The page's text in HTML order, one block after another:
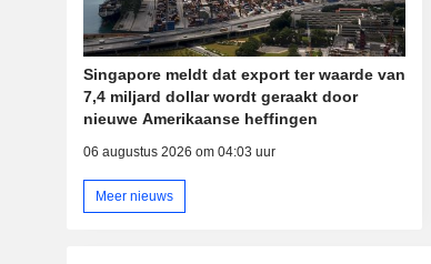
Singapore meldt dat export ter waarde van
7,4 miljard dollar wordt geraakt door
nieuwe Amerikaanse heffingen
06 augustus 2026 om 04:03 uur
Meer nieuws